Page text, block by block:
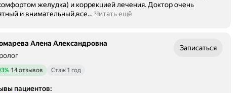
желудка) и коррекцией лечения. Доктор очень
и внимательный,все… Читать ещё
Алена Александровна
отзывов
14 отзывов Стаж 1 год
Записаться
пациентов: